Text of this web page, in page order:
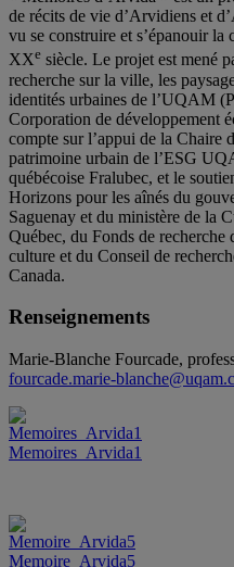
de récits de vie d’Arvidiens et
vu se construire et s’épanouir
XXe siècle. Le projet est mené
recherche sur la ville, les
identités urbaines de l’UQAM
Corporation de développement
compte sur l’appui de la Chaire
patrimoine urbain de l’ESG
québécoise Fralubec, et le
Horizons pour les aînés du
Saguenay et du ministère de la
Québec, du Fonds de recherche
culture et du Conseil de
Canada.
Renseignements
Marie-Blanche Fourcade,
fourcade.marie-
Memoires_Arvida1
Memoire_Arvida5